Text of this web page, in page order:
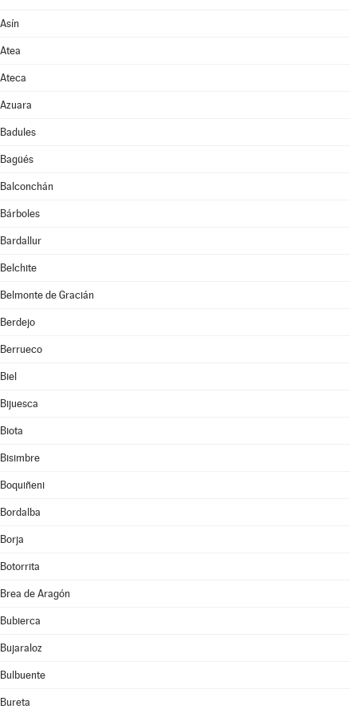
Asín
Atea
Ateca
Azuara
Badules
Bagüés
Balconchán
Bárboles
Bardallur
Belchite
Belmonte de Gracián
Berdejo
Berrueco
Biel
Bijuesca
Biota
Bisimbre
Boquiñeni
Bordalba
Borja
Botorrita
Brea de Aragón
Bubierca
Bujaraloz
Bulbuente
Bureta